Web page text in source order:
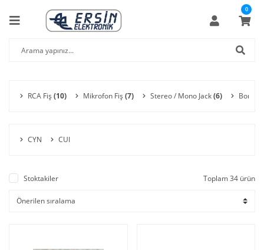
0
RCA Fiş (10) Mikrofon Fiş (7) Stereo / Mono Jack(6) Born
CYN CUI
Stoktakiler Toplam 34 ürün